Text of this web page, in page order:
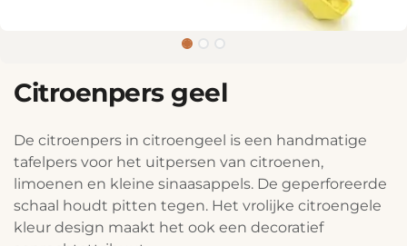
Citroenpers geel
De citroenpers in citroengeel is een handmatige
tafelpers voor het uitpersen van citroenen,
limoenen en kleine sinaasappels. De geperforeerde
schaal houdt pitten tegen. Het vrolijke citroengele
kleur design maakt het ook een decoratief